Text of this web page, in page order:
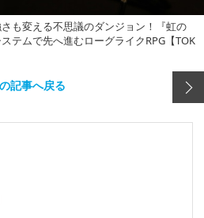
も変える不思議のダンジョン！『虹の
テムで先へ進むローグライクRPG【TOK
記事へ戻る